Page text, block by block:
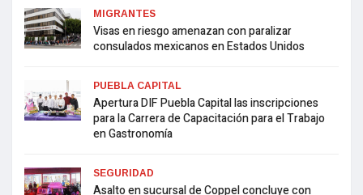
MIGRANTES
Visas en riesgo amenazan con paralizar
consulados mexicanos en Estados Unidos
PUEBLA CAPITAL
Apertura DIF Puebla Capital las inscripciones
para la Carrera de Capacitación para el Trabajo
en Gastronomía
SEGURIDAD
Asalto en sucursal de Coppel concluye con